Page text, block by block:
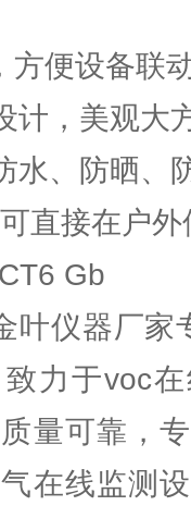
方便设备联
计，美观大
水、防晒、
直接在户外
Gb
叶仪器厂家
力于voc
量可靠，
在线监测